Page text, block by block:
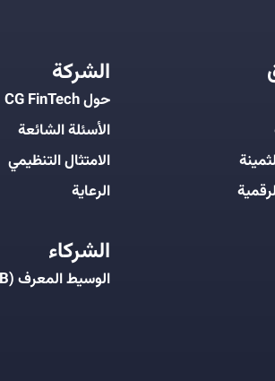
الشركة
حول CG FinTech
الأسئلة الشائعة
الامتثال التنظيمي
الرعاية
الشركاء
الوسيط المعرف (IB)